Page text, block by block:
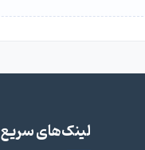
لینک‌های سریع